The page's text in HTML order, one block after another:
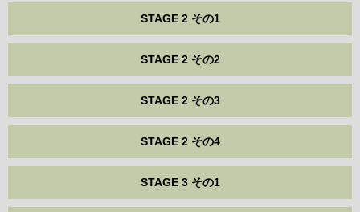
STAGE 2 その1
STAGE 2 その2
STAGE 2 その3
STAGE 2 その4
STAGE 3 その1